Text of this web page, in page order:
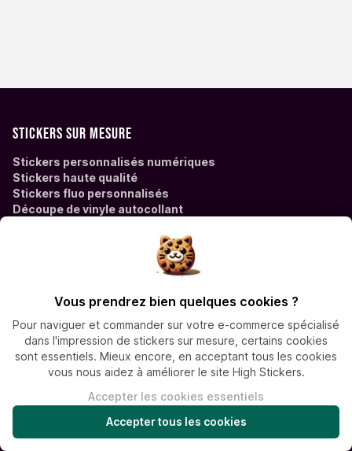
Vous prendrez bien quelques cookies ?
Pour naviguer et commander sur votre e-commerce spécialisé
dans l'impression de stickers sur mesure, certains cookies
sont essentiels. Mieux encore, en acceptant tous les cookies
vous nous aidez à améliorer le site High Stickers.
Stickers sur mesure
Stickers personnalisés numériques
Stickers haute qualité
Stickers fluo personnalisés
Découpe de vinyle autocollant
Toutes nos offres de stickers personnalisés
Fabrication de stickers ronds
Aide & support
Préparation des fichiers
Impression et livraison
Foire Aux Questions
À propos de High